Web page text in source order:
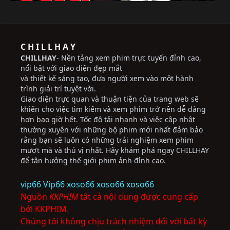
C H I L L H A Y
CHILLHAY- Nền tảng xem phim trực tuyến đỉnh cao,
nổi bật với giao diện đẹp mắt
và thiết kế sáng tạo, đưa người xem vào một hành
trình giải trí tuyệt vời.
Giao diện trực quan và thuận tiện của trang web sẽ
khiến cho việc tìm kiếm và xem phim trở nên dễ dàng
hơn bao giờ hết. Tốc độ tải nhanh và việc cập nhật
thường xuyên với những bộ phim mới nhất đảm bảo
rằng bạn sẽ luôn có những trải nghiệm xem phim
mượt mà và thú vị nhất. Hãy khám phá ngay CHILLHAY
để tận hưởng thế giới phim ảnh đỉnh cao.
vip66Vip66xoso66xoso66xoso66
Nguồn KKPHIMtất cả nội dung được cung cấp
bởi KKPHIM.
Chúng tôi không chịu trách nhiệm đối với bất kỳ